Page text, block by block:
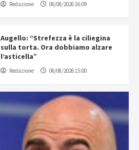
Redazione 06/08/2026 16:09
Augello: “Strefezza è la ciliegina
sulla torta. Ora dobbiamo alzare
l’asticella”
Redazione 06/08/2026 15:00